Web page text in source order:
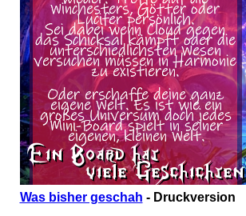
Was bisher geschah - Druckversion